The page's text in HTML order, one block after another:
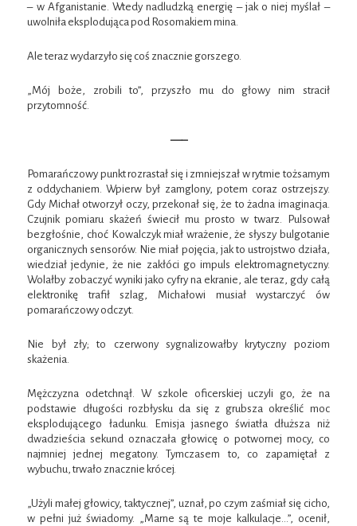
– w Afganistanie. Wtedy nadludzką energię – jak o niej myślał –
uwolniła eksplodująca pod Rosomakiem mina.
Ale teraz wydarzyło się coś znacznie gorszego.
„Mój boże, zrobili to”, przyszło mu do głowy nim stracił
przytomność.
—–
Pomarańczowy punkt rozrastał się i zmniejszał w rytmie tożsamym
z oddychaniem. Wpierw był zamglony, potem coraz ostrzejszy.
Gdy Michał otworzył oczy, przekonał się, że to żadna imaginacja.
Czujnik pomiaru skażeń świecił mu prosto w twarz. Pulsował
bezgłośnie, choć Kowalczyk miał wrażenie, że słyszy bulgotanie
organicznych sensorów. Nie miał pojęcia, jak to ustrojstwo działa,
wiedział jedynie, że nie zakłóci go impuls elektromagnetyczny.
Wolałby zobaczyć wyniki jako cyfry na ekranie, ale teraz, gdy całą
elektronikę trafił szlag, Michałowi musiał wystarczyć ów
pomarańczowy odczyt.
Nie był zły; to czerwony sygnalizowałby krytyczny poziom
skażenia.
Mężczyzna odetchnął. W szkole oficerskiej uczyli go, że na
podstawie długości rozbłysku da się z grubsza określić moc
eksplodującego ładunku. Emisja jasnego światła dłuższa niż
dwadzieścia sekund oznaczała głowicę o potwornej mocy, co
najmniej jednej megatony. Tymczasem to, co zapamiętał z
wybuchu, trwało znacznie krócej.
„Użyli małej głowicy, taktycznej”, uznał, po czym zaśmiał się cicho,
w pełni już świadomy. „Marne są te moje kalkulacje…”, ocenił,